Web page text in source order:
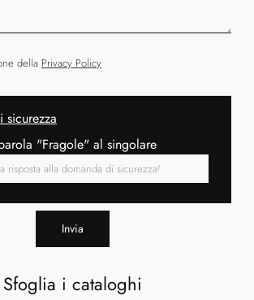
Sfoglia i cataloghi
della Privacy Policy
sicurezza
"Fragole" al singolare
Invia